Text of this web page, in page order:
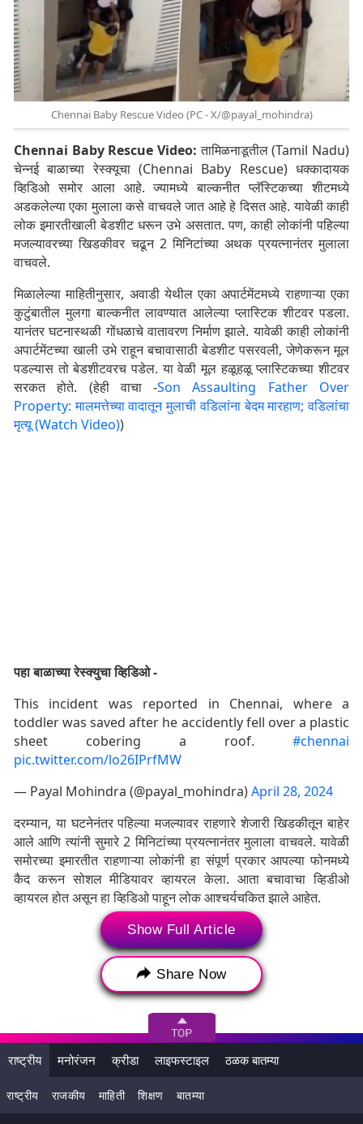
Chennai Baby Rescue Video (PC - X/@payal_mohindra)
Chennai Baby Rescue Video: तामिळनाडूतील (Tamil Nadu)
चेन्नई बाळाच्या रेस्क्यूचा (Chennai Baby Rescue) धक्कादायक
व्हिडिओ समोर आला आहे. ज्यामध्ये बाल्कनीत प्लॅस्टिकच्या शीटमध्ये
अडकलेल्या एका मुलाला कसे वाचवले जात आहे हे दिसत आहे. यावेळी काही
लोक इमारतीखाली बेडशीट धरून उभे असतात. पण, काही लोकांनी पहिल्या
मजल्यावरच्या खिडकीवर चढून 2 मिनिटांच्या अथक प्रयत्नानंतर मुलाला
वाचवले.
मिळालेल्या माहितीनुसार, अवाडी येथील एका अपार्टमेंटमध्ये राहणाऱ्या एका
कुटुंबातील मुलगा बाल्कनीत लावण्यात आलेल्या प्लास्टिक शीटवर पडला.
यानंतर घटनास्थळी गोंधळाचे वातावरण निर्माण झाले. यावेळी काही लोकांनी
अपार्टमेंटच्या खाली उभे राहून बचावासाठी बेडशीट पसरवली, जेणेकरून मूल
पडल्यास तो बेडशीटवरच पडेल. या वेळी मूल हळूहळू प्लास्टिकच्या शीटवर
सरकत होते. (हेही वाचा -Son Assaulting Father Over
Property: मालमत्तेच्या वादातून मुलाची वडिलांना बेदम मारहाण; वडिलांचा
मृत्यू (Watch Video))
पहा बाळाच्या रेस्क्युचा व्हिडिओ -
This incident was reported in Chennai, where a
toddler was saved after he accidently fell over a plastic
sheet cobering a roof. #chennai
pic.twitter.com/lo26IPrfMW
— Payal Mohindra (@payal_mohindra)April 28, 2024
दरम्यान, या घटनेनंतर पहिल्या मजल्यावर राहणारे शेजारी खिडकीतून बाहेर
आले आणि त्यांनी सुमारे 2 मिनिटांच्या प्रयत्नानंतर मुलाला वाचवले. यावेळी
समोरच्या इमारतीत राहणाऱ्या लोकांनी हा संपूर्ण प्रकार आपल्या फोनमध्ये
कैद करून सोशल मीडियावर व्हायरल केला. आता बचावाचा व्हिडीओ
व्हायरल होत असून हा व्हिडिओ पाहून लोक आश्चर्यचकित झाले आहेत.
Chennai Baby Rescue Video viral video
चेन्नई बेबी रेस्क्यू व्हिडिओ
Show Full Article
Share Now
राष्ट्रीय मनोरंजन क्रीडा लाइफस्टाइल ठळक बातम्या
राष्ट्रीय राजकीय माहिती शिक्षण बातम्या